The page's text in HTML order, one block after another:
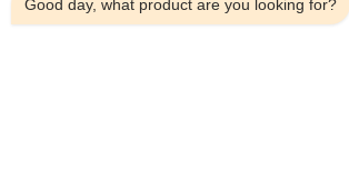
Good day, what product are you looking for?